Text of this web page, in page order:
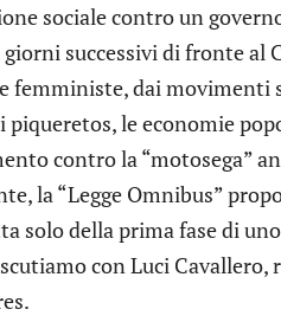
sociale contro un
successivi di fronte al
femministe, dai movimenti
le economie
contro la “motosega”
la “Legge Omnibus”
solo della prima fase di
con Luci Cavallero,